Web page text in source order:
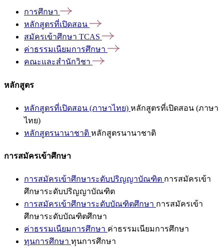
การศึกษา
หลักสูตรที่เปิดสอน
สมัครเข้าศึกษา TCAS
ค่าธรรมเนียมการศึกษา
คณะและสำนักวิชา
หลักสูตร
หลักสูตรที่เปิดสอน (ภาษาไทย) หลักสูตรที่เปิดสอน (ภาษา
ไทย)
หลักสูตรนานาชาติ หลักสูตรนานาชาติ
การสมัครเข้าศึกษา
การสมัครเข้าศึกษาระดับปริญญาบัณฑิต การสมัครเข้า
ศึกษาระดับปริญญาบัณฑิต
การสมัครเข้าศึกษาระดับบัณฑิตศึกษา การสมัครเข้า
ศึกษาระดับบัณฑิตศึกษา
ค่าธรรมเนียมการศึกษา ค่าธรรมเนียมการศึกษา
ทุนการศึกษา ทุนการศึกษา